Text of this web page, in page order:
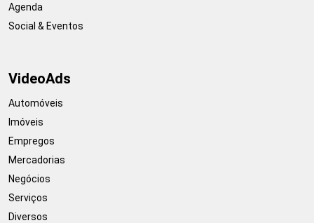
Agenda
Social & Eventos
VideoAds
Automóveis
Imóveis
Empregos
Mercadorias
Negócios
Serviços
Diversos